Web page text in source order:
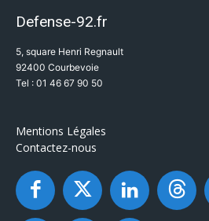
Defense-92.fr
5, square Henri Regnault
92400 Courbevoie
Tel : 01 46 67 90 50
Mentions Légales
Contactez-nous